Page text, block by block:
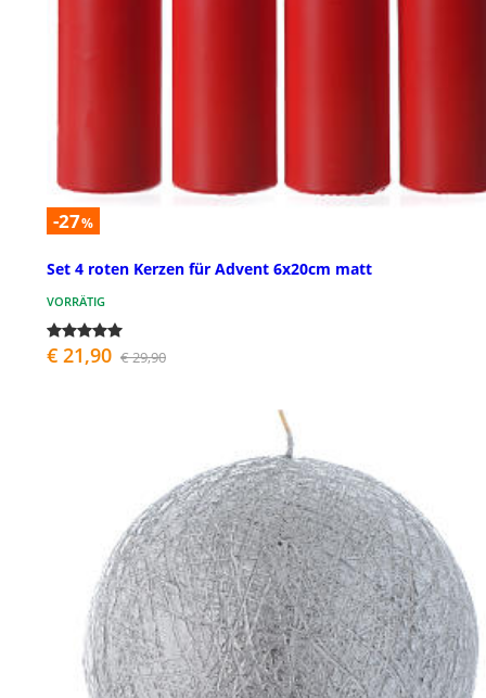
-27%
Set 4 roten Kerzen für Advent 6x20cm matt
VORRÄTIG
€ 21,90 € 29,90